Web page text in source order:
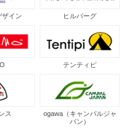
ザイン ヒルバーグ
テンティピ
ス
ogawa（キャンパルジャ
パン）